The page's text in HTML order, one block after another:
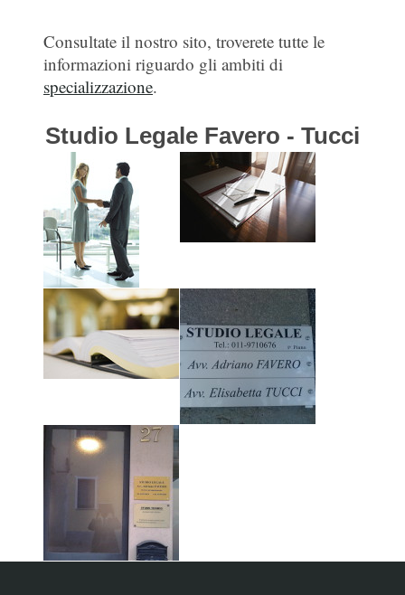
Consultate il nostro sito, troverete tutte le
informazioni riguardo gli ambiti di
specializzazione.
Studio Legale Favero - Tucci